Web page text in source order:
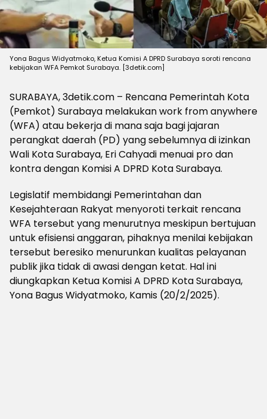
Yona Bagus Widyatmoko, Ketua Komisi A DPRD Surabaya soroti rencana
kebijakan WFA Pemkot Surabaya. [3detik.com]
SURABAYA, 3detik.com – Rencana Pemerintah Kota
(Pemkot) Surabaya melakukan work from anywhere
(WFA) atau bekerja di mana saja bagi jajaran
perangkat daerah (PD) yang sebelumnya di izinkan
Wali Kota Surabaya, Eri Cahyadi menuai pro dan
kontra dengan Komisi A DPRD Kota Surabaya.
Legislatif membidangi Pemerintahan dan
Kesejahteraan Rakyat menyoroti terkait rencana
WFA tersebut yang menurutnya meskipun bertujuan
untuk efisiensi anggaran, pihaknya menilai kebijakan
tersebut beresiko menurunkan kualitas pelayanan
publik jika tidak di awasi dengan ketat. Hal ini
diungkapkan Ketua Komisi A DPRD Kota Surabaya,
Yona Bagus Widyatmoko, Kamis (20/2/2025).